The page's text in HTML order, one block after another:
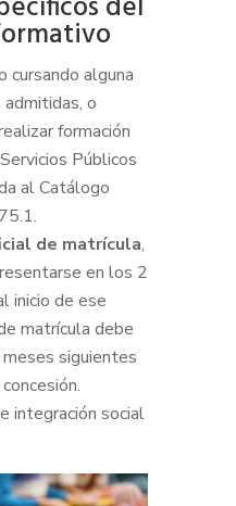
cursando alguna
o
formación
Públicos
al Catálogo
de matrícula,
en los 2
inicio de ese
matrícula debe
siguientes
integración social